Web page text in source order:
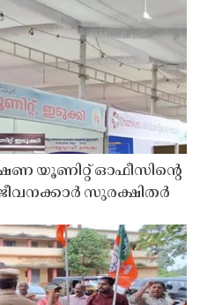
യൂണിറ്റ് ഓഫീസിൻ്റെ
സുരക്ഷിതർ